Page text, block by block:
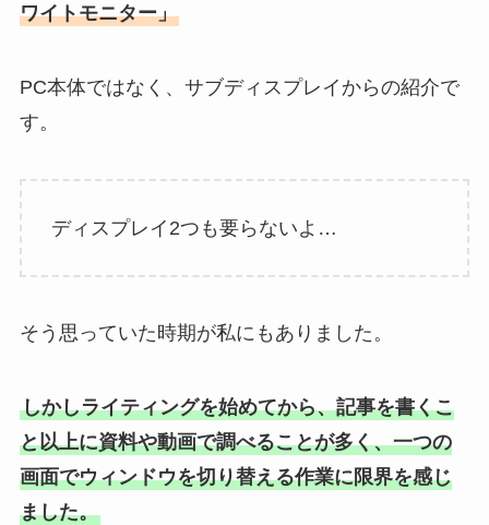
ワイトモニター」
PC本体ではなく、サブディスプレイからの紹介で
す。
ディスプレイ2つも要らないよ…
そう思っていた時期が私にもありました。
しかしライティングを始めてから、記事を書くこ
と以上に資料や動画で調べることが多く、一つの
画面でウィンドウを切り替える作業に限界を感じ
ました。